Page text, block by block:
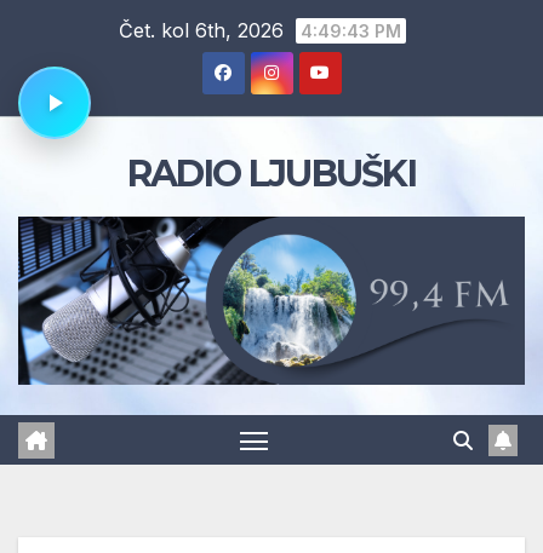
content
Čet. kol 6th, 2026 4:49:44 PM
RADIO LJUBUŠKI